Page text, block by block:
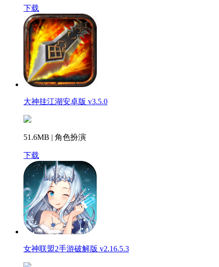
下载
大神挂江湖安卓版 v3.5.0
51.6MB | 角色扮演
下载
女神联盟2手游破解版 v2.16.5.3